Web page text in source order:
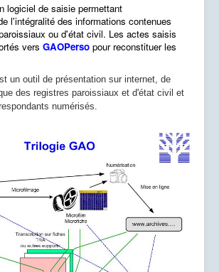
logiciel de saisie permettant
l'intégralité des informations contenues
ou d'état civil. Les actes saisis
vers GAOPerso pour reconstituer les
un outil de présentation sur internet, de
des registres paroissiaux et d'état civil et
numérisés